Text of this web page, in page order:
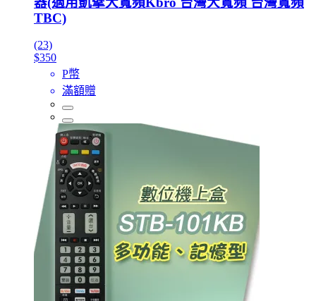
TBC)
(23)
$350
P幣
滿額贈